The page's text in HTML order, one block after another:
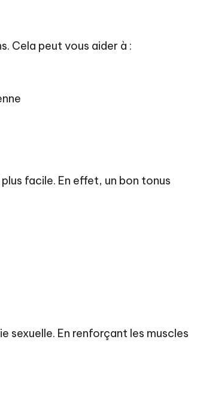
Cela peut vous aider à :
facile. En effet, un bon tonus
sexuelle. En renforçant les muscles